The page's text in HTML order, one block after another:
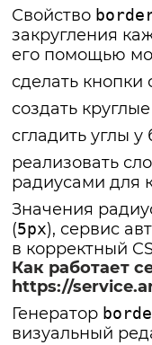
Свойство
закругления
его помощью
сделать
создать
сгладить углы у
реализовать
радиусами для
Значения
(5px), сервис
в корректный
Как работает
https://
Генератор
визуальный